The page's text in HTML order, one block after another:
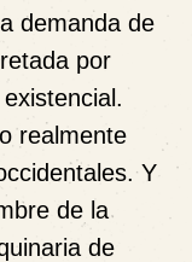
demanda de
por
realmente
Y
de la
de